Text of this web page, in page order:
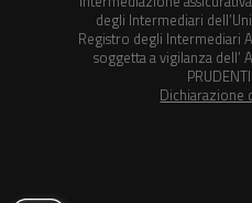
degli Intermediari
Registro degli Intermediari
soggetta a vigilanza dell’
Dichiarazione